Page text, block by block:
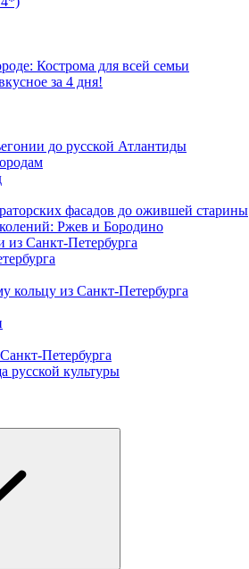
Кострома для всей семьи
за 4 дня!
до русской Атлантиды
фасадов до ожившей старины
Ржев и Бородино
из Санкт-Петербурга
кольцу из Санкт-Петербурга
Петербурга
русской культуры